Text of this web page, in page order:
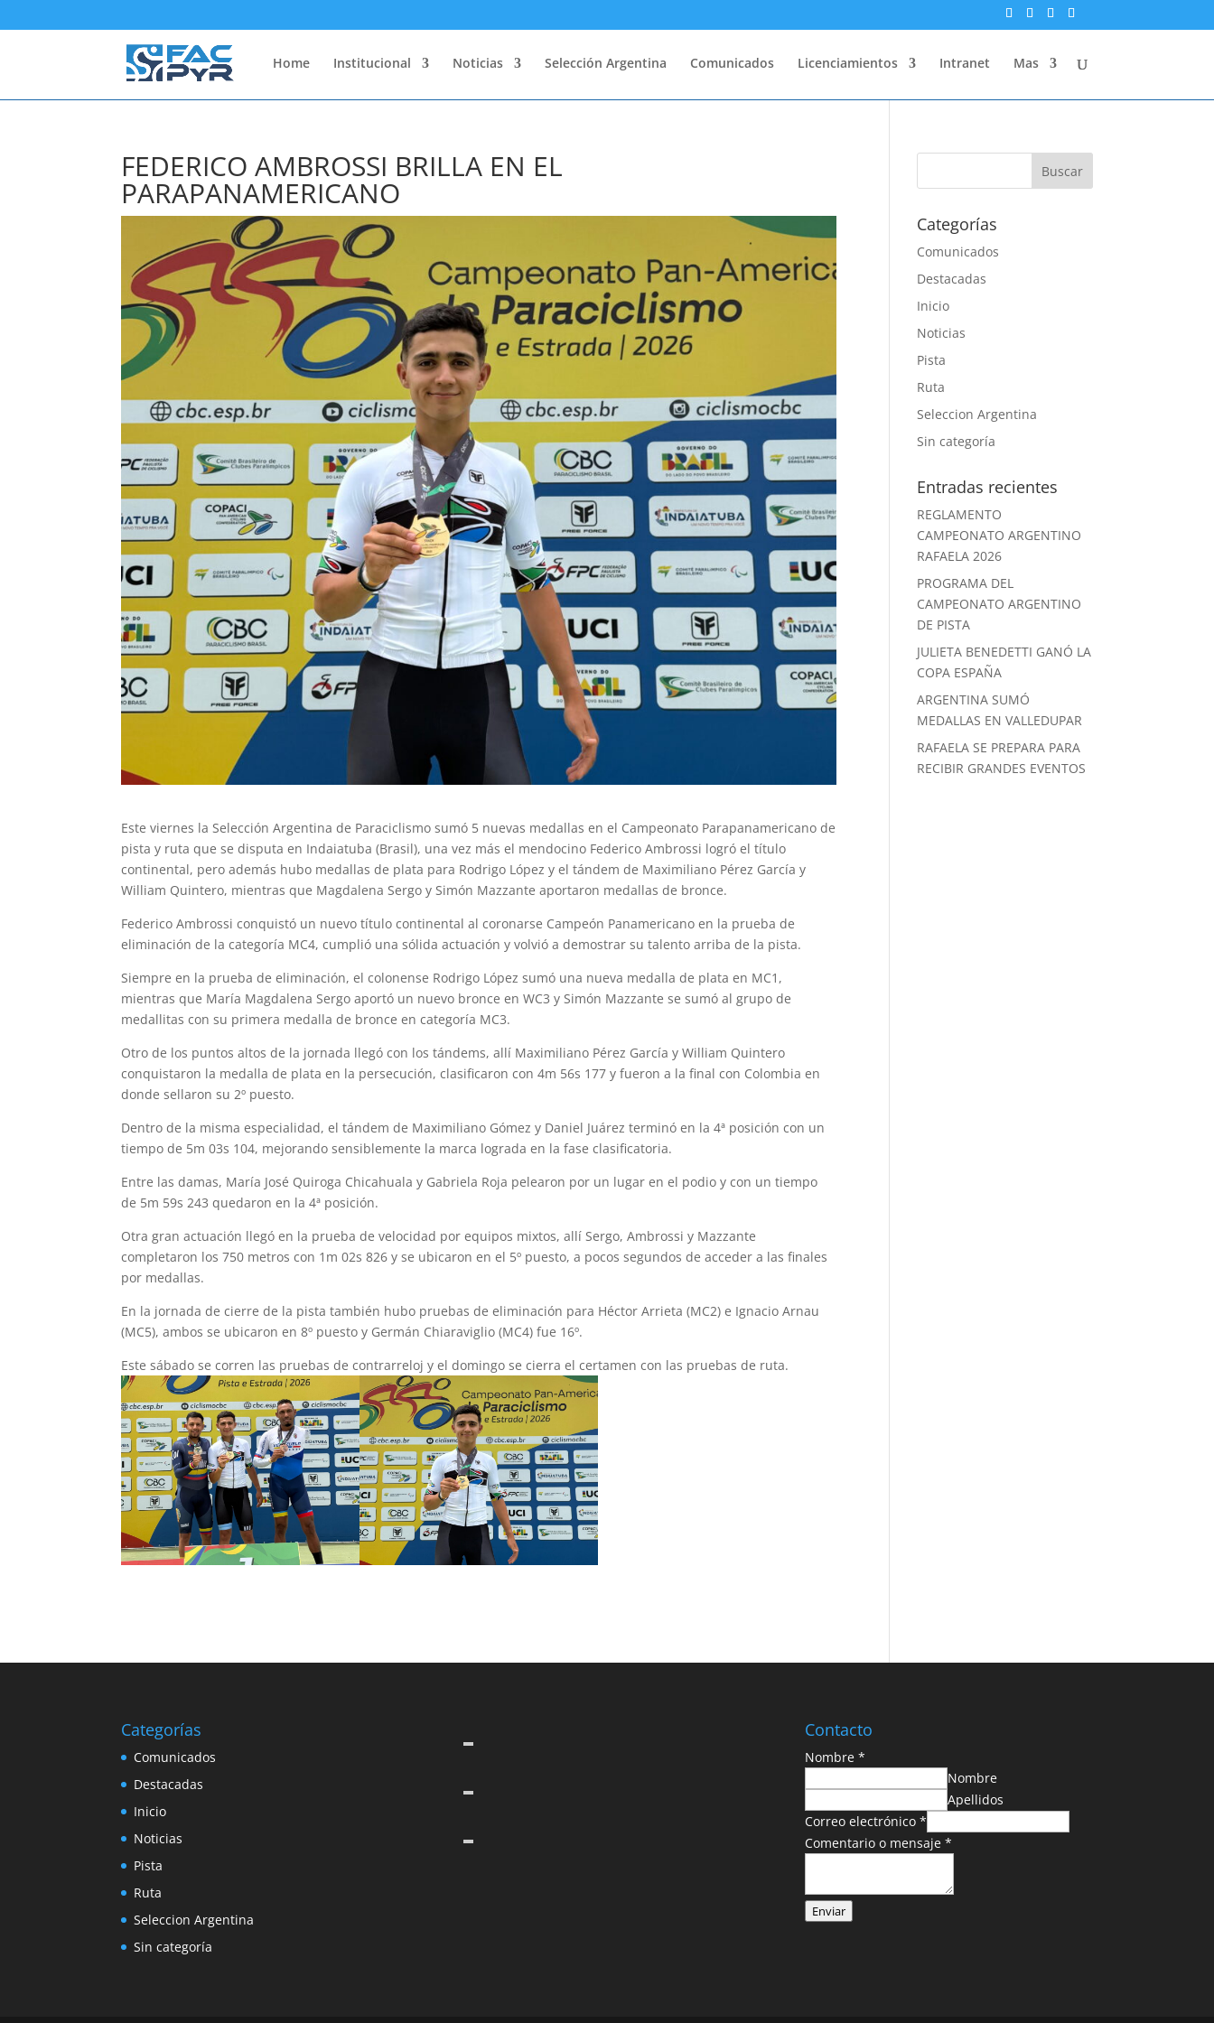
Home Institucional Noticias Selección Argentina Comunicados Licenciamientos Intranet Mas
FEDERICO AMBROSSI BRILLA EN EL
PARAPANAMERICANO
Este viernes la Selección Argentina de Paraciclismo sumó 5 nuevas medallas en el Campeonato Parapanamericano de
pista y ruta que se disputa en Indaiatuba (Brasil), una vez más el mendocino Federico Ambrossi logró el título
continental, pero además hubo medallas de plata para Rodrigo López y el tándem de Maximiliano Pérez García y
William Quintero, mientras que Magdalena Sergo y Simón Mazzante aportaron medallas de bronce.
Federico Ambrossi conquistó un nuevo título continental al coronarse Campeón Panamericano en la prueba de
eliminación de la categoría MC4, cumplió una sólida actuación y volvió a demostrar su talento arriba de la pista.
Siempre en la prueba de eliminación, el colonense Rodrigo López sumó una nueva medalla de plata en MC1,
mientras que María Magdalena Sergo aportó un nuevo bronce en WC3 y Simón Mazzante se sumó al grupo de
medallitas con su primera medalla de bronce en categoría MC3.
Otro de los puntos altos de la jornada llegó con los tándems, allí Maximiliano Pérez García y William Quintero
conquistaron la medalla de plata en la persecución, clasificaron con 4m 56s 177 y fueron a la final con Colombia en
donde sellaron su 2º puesto.
Dentro de la misma especialidad, el tándem de Maximiliano Gómez y Daniel Juárez terminó en la 4ª posición con un
tiempo de 5m 03s 104, mejorando sensiblemente la marca lograda en la fase clasificatoria.
Entre las damas, María José Quiroga Chicahuala y Gabriela Roja pelearon por un lugar en el podio y con un tiempo
de 5m 59s 243 quedaron en la 4ª posición.
Otra gran actuación llegó en la prueba de velocidad por equipos mixtos, allí Sergo, Ambrossi y Mazzante
completaron los 750 metros con 1m 02s 826 y se ubicaron en el 5º puesto, a pocos segundos de acceder a las finales
por medallas.
En la jornada de cierre de la pista también hubo pruebas de eliminación para Héctor Arrieta (MC2) e Ignacio Arnau
(MC5), ambos se ubicaron en 8º puesto y Germán Chiaraviglio (MC4) fue 16º.
Este sábado se corren las pruebas de contrarreloj y el domingo se cierra el certamen con las pruebas de ruta.
Categorías
Comunicados
Destacadas
Inicio
Noticias
Pista
Ruta
Seleccion Argentina
Sin categoría
Entradas recientes
REGLAMENTO
CAMPEONATO ARGENTINO
RAFAELA 2026
PROGRAMA DEL
CAMPEONATO ARGENTINO
DE PISTA
JULIETA BENEDETTI GANÓ LA
COPA ESPAÑA
ARGENTINA SUMÓ
MEDALLAS EN VALLEDUPAR
RAFAELA SE PREPARA PARA
RECIBIR GRANDES EVENTOS
Categorías
Comunicados
Destacadas
Inicio
Noticias
Pista
Ruta
Seleccion Argentina
Sin categoría
Contacto
Nombre *
Nombre
Apellidos
Correo electrónico *
Comentario o mensaje *
Enviar